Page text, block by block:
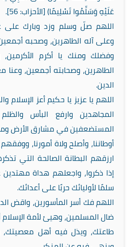
عَلَيْهِ وَسَلِّمُوا تَسْلِيمًا) [الأحزاب: 56].
اللهم صلّ وسلم وزد وبارك
وعلى آله الطاهرين، وصحبه
وفضلك ومنك يا أكرم
الطاهرين، وصحابته أجمعين،
الدين.
اللهم يا عزيز يا حكيم أعز الإسلام
المجاهدين وارفع البأس
المستضعفين في مشارق الأرض
أوطاننا، وأصلح ولاة أمورنا،
ارزقهم البطانة الصالحة التي
إذا ذكروا، واجعلهم هداة مهتدين
سلمًا لأوليائك حربًا على أعدائك.
اللهم فك أسر المأسورين، واقض
ضال المسلمين، وهيئ لأمة
طاعتك، ويذل فيه أهل معصيتك،